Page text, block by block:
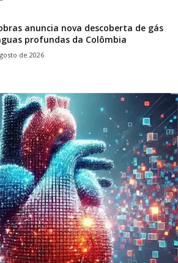
anuncia nova descoberta de gás
profundas da Colômbia
de 2026